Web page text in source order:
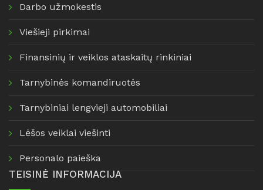
Darbo užmokestis
Viešieji pirkimai
Finansinių ir veiklos ataskaitų rinkiniai
Tarnybinės komandiruotės
Tarnybiniai lengvieji automobiliai
Lėšos veiklai viešinti
Personalo paieška
TEISINĖ INFORMACIJA